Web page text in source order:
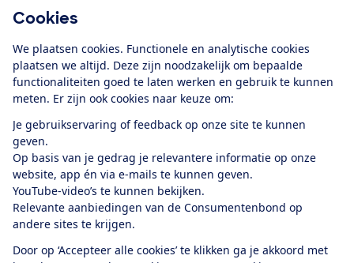
Cookies
We plaatsen cookies. Functionele en analytische cookies
plaatsen we altijd. Deze zijn noodzakelijk om bepaalde
functionaliteiten goed te laten werken en gebruik te kunnen
meten. Er zijn ook cookies naar keuze om:
Je gebruikservaring of feedback op onze site te kunnen
geven.
Op basis van je gedrag je relevantere informatie op onze
website, app én via e-mails te kunnen geven.
YouTube-video’s te kunnen bekijken.
Relevante aanbiedingen van de Consumentenbond op
andere sites te krijgen.
Door op ‘Accepteer alle cookies’ te klikken ga je akkoord met
Alles over de
app
Algemene Voorwaarden
Privacyverklaring
Cookiebeleid
Privacyvoorkeuren
Toegankelijkheid
RSS-feed nieuws
FacebookTwitterInstagram
YoutubeLinkedIn